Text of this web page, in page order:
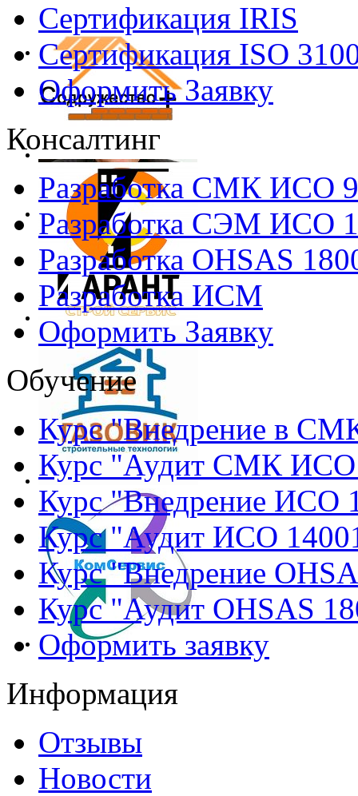
Сертификация IRIS
Сертификация ISO
Оформить Заявку
Консалтинг
Разработка СМК ИСО
Разработка СЭМ ИСО
Разработка OHSAS
Разработка ИСМ
Оформить Заявку
Обучение
Курс "Внедрение в
Курс "Аудит СМК ИСО
Курс "Внедрение ИСО
Курс "Аудит ИСО
Курс "Внедрение
Курс "Аудит OHSAS
Оформить заявку
Информация
Отзывы
Новости